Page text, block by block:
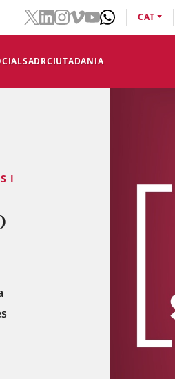
ADRCIUTADANIA
CAT
I